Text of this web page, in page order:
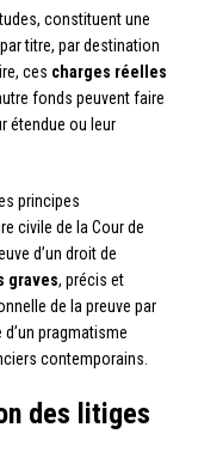
constituent une
titre, par destination
ces charges réelles
fonds peuvent faire
étendue ou leur
principes
civile de la Cour de
d’un droit de
graves, précis et
de la preuve par
pragmatisme
contemporains.
des litiges